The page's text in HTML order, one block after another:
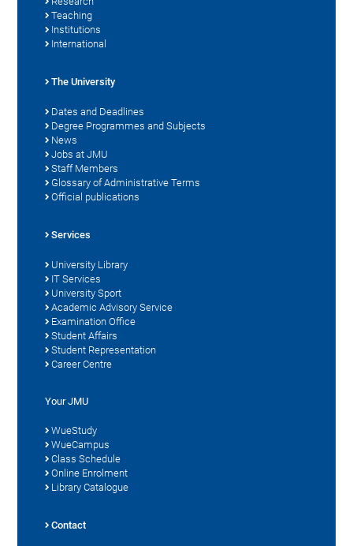
Teaching
Institutions
International
The University
Dates and Deadlines
Degree Programmes and Subjects
News
Jobs at JMU
Staff Members
Glossary of Administrative Terms
Official publications
Services
University Library
IT Services
University Sport
Academic Advisory Service
Examination Office
Student Affairs
Student Representation
Career Centre
Your JMU
WueStudy
WueCampus
Class Schedule
Online Enrolment
Library Catalogue
Contact